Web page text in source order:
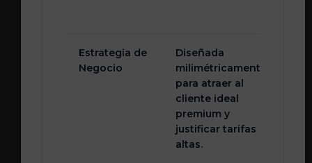
Estrategia de
Negocio
Diseñada
milimétricamente
para atraer al
cliente ideal
premium y
justificar tarifas
altas.